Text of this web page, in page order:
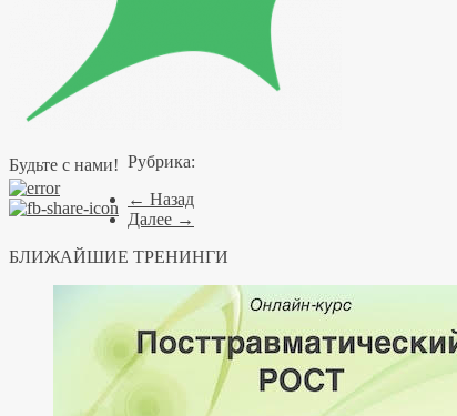
Будьте с нами! Рубрика:
← Назад
Далее →
БЛИЖАЙШИЕ ТРЕНИНГИ